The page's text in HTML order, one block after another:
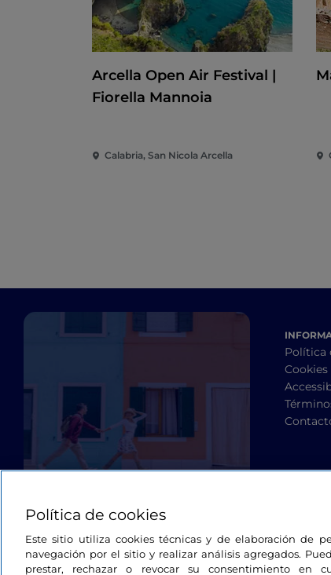
Arcella Open Air Festival |
Fiorella Mannoia
Calabria, San Nicola Arcella
Política
Cookies
Política de cookies
Este sitio utiliza cookies técnicas y de elaboración de
navegación por el sitio y realizar análisis agregados.
prestar, rechazar o revocar su consentimiento en